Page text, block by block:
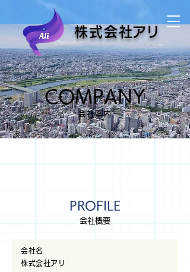
株式会社アリ
COMPANY
会社案内
PROFILE
会社概要
会社名
株式会社アリ